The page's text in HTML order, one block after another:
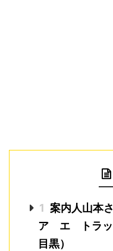
1 案内人山本
ア エ トラッ
目黒）